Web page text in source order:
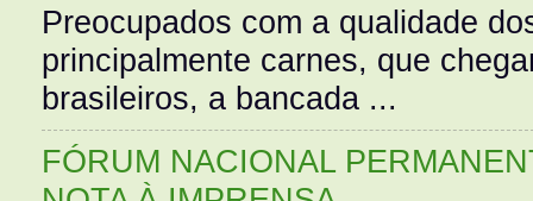
Preocupados com a qualidade
principalmente carnes, que
brasileiros, a bancada ...
FÓRUM NACIONAL